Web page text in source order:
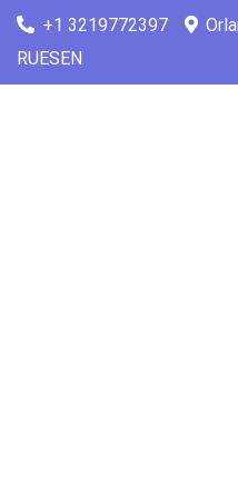
+1 3219772397
RUESEN